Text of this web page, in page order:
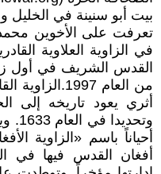
بيت أبو سنينة في الخليل
تعرفت على الأخوين محمد
في الزاوية العلاوية
القدس الشريف في أول
من العام
أثري يعود تاريخه إلى
أحياناً باسم «الزاوية
أفغان القدس فيها في